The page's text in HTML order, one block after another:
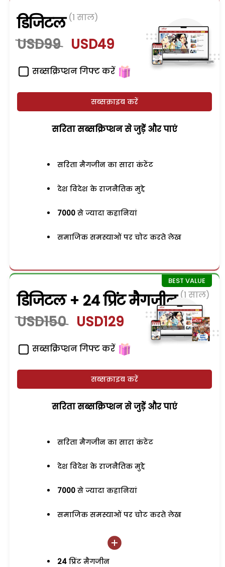
डिजिटल (1 साल)
USD99 USD49
सब्सक्रिप्शन गिफ्ट करें
सब्सक्राइब करें
सरिता सब्सक्रिप्शन से जुड़ेें और पाएं
सरिता मैगजीन का सारा कंटेंट
देश विदेश के राजनैतिक मुद्दे
7000 से ज्यादा कहानियां
समाजिक समस्याओं पर चोट करते लेख
डिजिटल + 24 प्रिंट मैगजीन (1 साल)
USD150 USD129
सब्सक्रिप्शन गिफ्ट करें
सब्सक्राइब करें
सरिता सब्सक्रिप्शन से जुड़ेें और पाएं
सरिता मैगजीन का सारा कंटेंट
देश विदेश के राजनैतिक मुद्दे
7000 से ज्यादा कहानियां
समाजिक समस्याओं पर चोट करते लेख
24 प्रिंट मैगजीन